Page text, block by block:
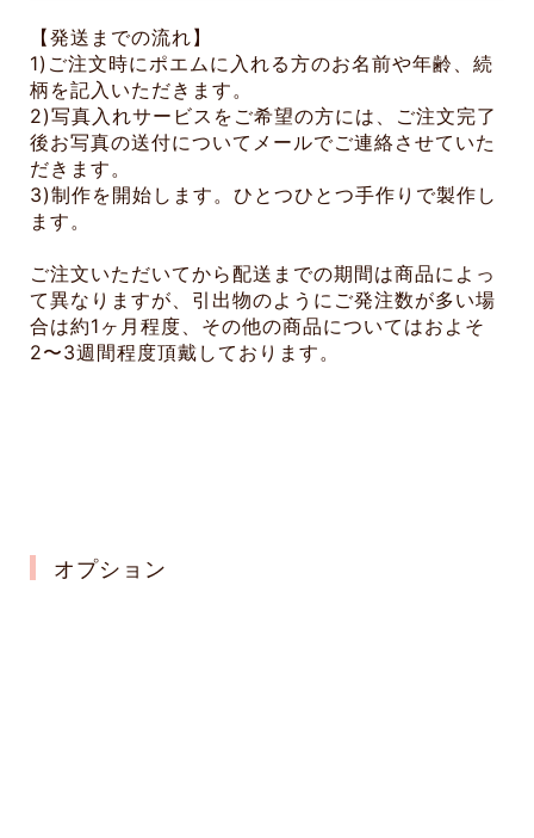
【発送までの流れ】
1)ご注文時にポエムに入れる方のお名前や年齢、続
柄を記入いただきます。
2)写真入れサービスをご希望の方には、ご注文完了
後お写真の送付についてメールでご連絡させていた
だきます。
3)制作を開始します。ひとつひとつ手作りで製作し
ます。
ご注文いただいてから配送までの期間は商品によっ
て異なりますが、引出物のようにご発注数が多い場
合は約1ヶ月程度、その他の商品についてはおよそ
2〜3週間程度頂戴しております。
オプション